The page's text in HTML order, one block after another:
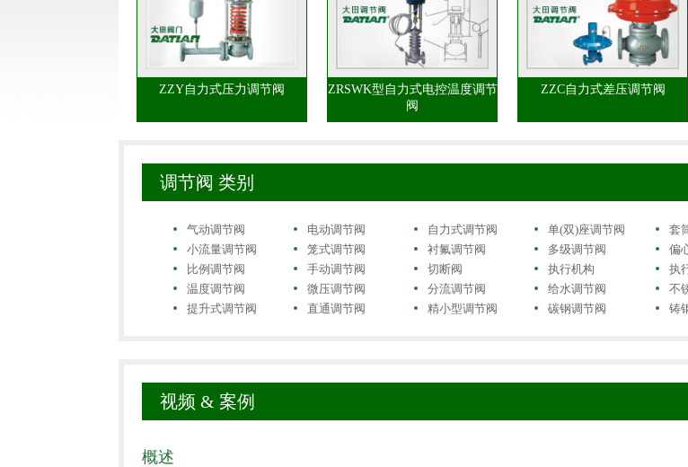
ZZY自力式压力调节阀
ZRSWK型自力式电控温度调节
阀
ZZC自力式差压调节阀
调节阀 类别
气动调节阀 电动调节阀 自力式调节阀 单(双)座调节阀 套
小流量调节阀
笼式调节阀 衬氟调节阀 多级调节阀 偏
比例调节阀
手动调节阀 切断阀 执行机构 执
温度调节阀
微压调节阀 分流调节阀 给水调节阀 不
提升式调节阀
直通调节阀 精小型调节阀 碳钢调节阀 铸
视频 & 案例
概述